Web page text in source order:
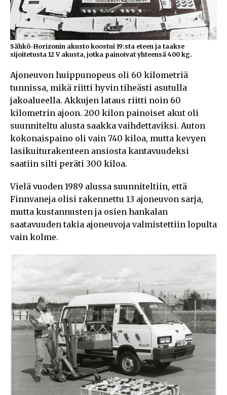
Sähkö-Horizonin akusto koostui 19:sta eteen ja taakse
sijoitetusta 12 V akusta, jotka painoivat yhteensä 400 kg.
Ajoneuvon huippunopeus oli 60 kilometriä
tunnissa, mikä riitti hyvin tiheästi asutulla
jakoalueella. Akkujen lataus riitti noin 60
kilometrin ajoon. 200 kilon painoiset akut oli
suunniteltu alusta saakka vaihdettaviksi. Auton
kokonaispaino oli vain 740 kiloa, mutta kevyen
lasikuiturakenteen ansiosta kantavuudeksi
saatiin silti peräti 300 kiloa.
Vielä vuoden 1989 alussa suunniteltiin, että
Finnvaneja olisi rakennettu 13 ajoneuvon sarja,
mutta kustannusten ja osien hankalan
saatavuuden takia ajoneuvoja valmistettiin lopulta
vain kolme.